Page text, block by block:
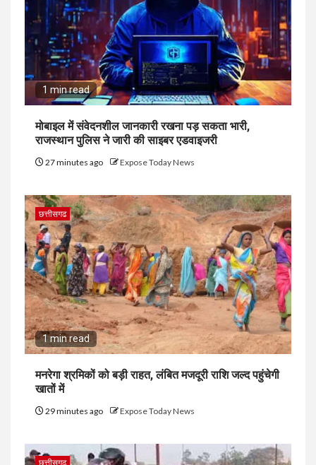
1 min read
मोबाइल में संवेदनशील जानकारी रखना पड़ सकता भारी,
राजस्थान पुलिस ने जारी की साइबर एडवाइजरी
27 minutes ago Expose Today News
छत्तीसगढ
1 min read
मनरेगा श्रमिकों को बड़ी राहत, लंबित मजदूरी राशि जल्द पहुंचेगी
खातों में
29 minutes ago Expose Today News
छत्तीसगढ